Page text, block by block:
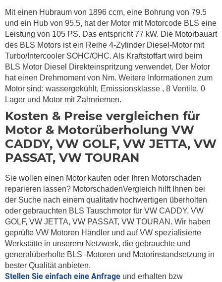
Mit einen Hubraum von 1896 ccm, eine Bohrung von 79.5
und ein Hub von 95.5, hat der Motor mit Motorcode BLS eine
Leistung von 105 PS. Das entspricht 77 kW. Die Motorbauart
des BLS Motors ist ein Reihe 4-Zylinder Diesel-Motor mit
Turbo/Intercooler SOHC/OHC. Als Kraftstoffart wird beim
BLS Motor Diesel Direkteinspritzung verwendet. Der Motor
hat einen Drehmoment von Nm. Weitere Informationen zum
Motor sind: wassergekühlt, Emissionsklasse , 8 Ventile, 0
Lager und Motor mit Zahnriemen.
Kosten & Preise vergleichen für
Motor & Motorüberholung VW
CADDY, VW GOLF, VW JETTA, VW
PASSAT, VW TOURAN
Sie wollen einen Motor kaufen oder Ihren Motorschaden
reparieren lassen? MotorschadenVergleich hilft Ihnen bei
der Suche nach einem qualitativ hochwertigen überholten
oder gebrauchten BLS Tauschmotor für VW CADDY, VW
GOLF, VW JETTA, VW PASSAT, VW TOURAN. Wir haben
geprüfte VW Motoren Händler und auf VW spezialisierte
Werkstätte in unserem Netzwerk, die gebrauchte und
generalüberholte BLS -Motoren und Motorinstandsetzung in
bester Qualität anbieten.
Stellen Sie einfach eine Anfrage und erhalten bzw